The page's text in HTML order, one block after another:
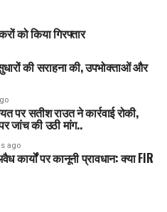
को किया गिरफ्तार
की सराहना की, उपभोक्ताओं और
पर सतीश राउत ने कार्रवाई रोकी,
जांच की उठी मांग..
ago
कार्यों पर कानूनी प्रावधान: क्या FIR